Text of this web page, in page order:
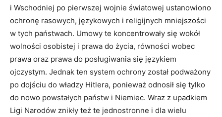
i Wschodniej po pierwszej wojnie światowej ustanowiono
ochronę rasowych, językowych i religijnych mniejszości
w tych państwach. Umowy te koncentrowały się wokół
wolności osobistej i prawa do życia, równości wobec
prawa oraz prawa do posługiwania się językiem
ojczystym. Jednak ten system ochrony został podważony
po dojściu do władzy Hitlera, ponieważ odnosił się tylko
do nowo powstałych państw i Niemiec. Wraz z upadkiem
Ligi Narodów znikły też te jednostronne i dla wielu